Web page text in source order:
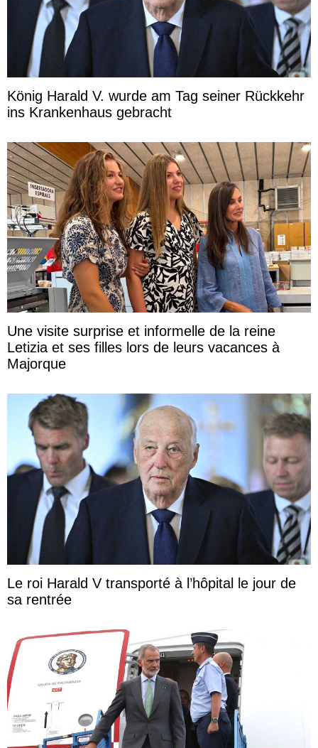
König Harald V. wurde am Tag seiner Rückkehr
ins Krankenhaus gebracht
Une visite surprise et informelle de la reine
Letizia et ses filles lors de leurs vacances à
Majorque
Le roi Harald V transporté à l’hôpital le jour de
sa rentrée